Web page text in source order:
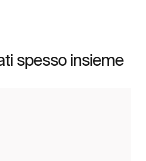
spesso insieme